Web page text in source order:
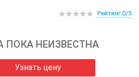
Рейтинг 0/5
ПОКА НЕИЗВЕСТНА
Узнать цену